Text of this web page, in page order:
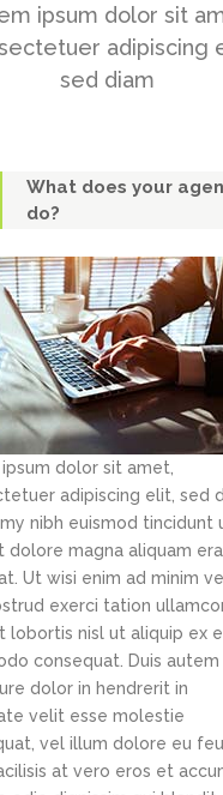
ipsum dolor sit
adipiscing
sed diam
What does your
do?
ipsum dolor sit amet,
adipiscing elit, sed
nibh euismod tincidunt
dolore magna aliquam
Ut wisi enim ad minim
exerci tation
lobortis nisl ut aliquip ex
consequat. Duis
dolor in hendrerit in
velit esse molestie
vel illum dolore eu
at vero eros et